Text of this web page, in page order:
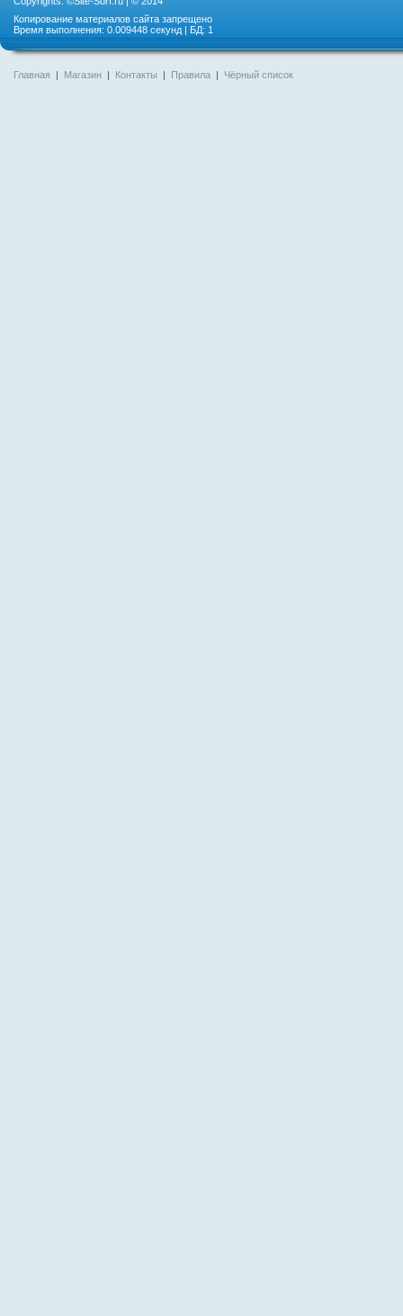
Копирование материалов сайта запрещено
Время выполнения: 0.009448 секунд | БД: 1
Главная | Магазин | Контакты | Правила | Чёрный список